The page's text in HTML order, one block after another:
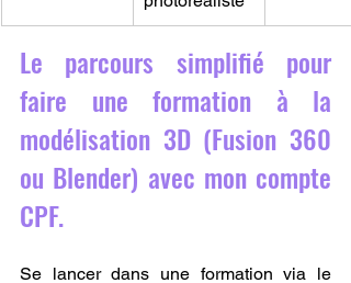
Le parcours simplifié pour
faire une formation à la
modélisation 3D (Fusion 360
ou Blender) avec mon compte
CPF.
Se lancer dans une formation via le